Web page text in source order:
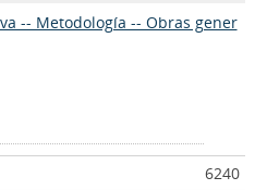
-- Metodología -- Obras gener
6240